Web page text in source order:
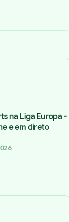
na Liga Europa -
e em direto